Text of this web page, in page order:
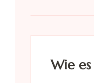
Wie